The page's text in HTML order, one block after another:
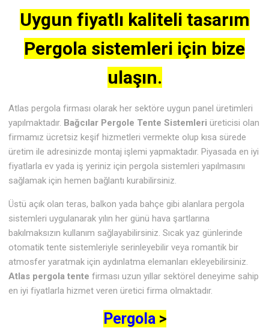
Uygun fiyatlı kaliteli tasarım
Pergola sistemleri için bize
ulaşın.
Atlas pergola firması olarak her sektöre uygun panel üretimleri
yapılmaktadır. Bağcılar Pergole Tente Sistemleri üreticisi olan
firmamız ücretsiz keşif hizmetleri vermekte olup kısa sürede
üretim ile adresinizde montaj işlemi yapmaktadır. Piyasada en iyi
fiyatlarla ev yada iş yeriniz için pergola sistemleri yapılmasını
sağlamak için hemen bağlantı kurabilirsiniz.
Üstü açık olan teras, balkon yada bahçe gibi alanlara pergola
sistemleri uygulanarak yılın her günü hava şartlarına
bakılmaksızın kullanım sağlayabilirsiniz. Sıcak yaz günlerinde
otomatik tente sistemleriyle serinleyebilir veya romantik bir
atmosfer yaratmak için aydınlatma elemanları ekleyebilirsiniz.
Atlas pergola tente firması uzun yıllar sektörel deneyime sahip
en iyi fiyatlarla hizmet veren üretici firma olmaktadır.
Pergola>